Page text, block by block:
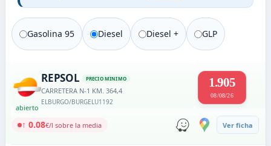
Gasolina 95 Diesel Diesel + GLP
abierto
REPSOL PRECIO MINIMO
CARRETERA N-1 KM. 364,4
ELBURGO/BURGELU1192
1.905
08/08/26
↑ 0.08€/l sobre la media Ver ficha